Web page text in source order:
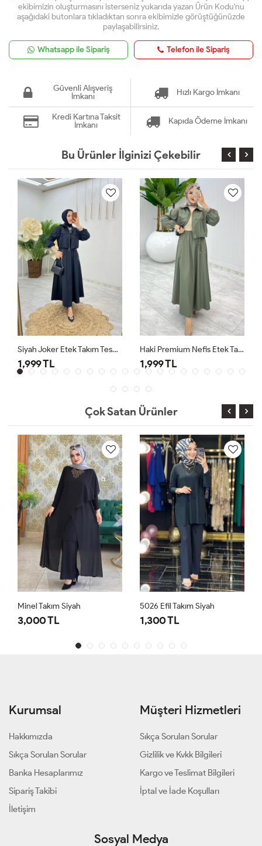
ekibimizin oluşturmasını isterseniz yukarıda yazan Ürün Kodu'nu
aşağıdaki butonlara tıkladıktan sonra ekibimizle görüştüğünüzde
paylaşabilirsiniz.
Whatsapp ile Sipariş Telefon ile Sipariş
Güvenli Alışveriş
İmkanı
Hızlı Kargo İmkanı
Kredi Kartına Taksit
İmkanı
Kapıda Ödeme İmkanı
Bu Ürünler İlginizi Çekebilir
Siyah Joker Etek Takım Tesettür Giyim
1,999 TL
Haki Premium Nefis Etek Takım
1,999 TL
Çok Satan Ürünler
Minel Takım Siyah
3,000 TL
5026 Efil Takım Siyah
1,300 TL
Kurumsal
Hakkımızda
Sıkça Sorulan Sorular
Banka Hesaplarımız
Sipariş Takibi
İletişim
Müşteri Hizmetleri
Sıkça Sorulan Sorular
Gizlilik ve Kvkk Bilgileri
Kargo ve Teslimat Bilgileri
İptal ve İade Koşulları
Sosyal Medya